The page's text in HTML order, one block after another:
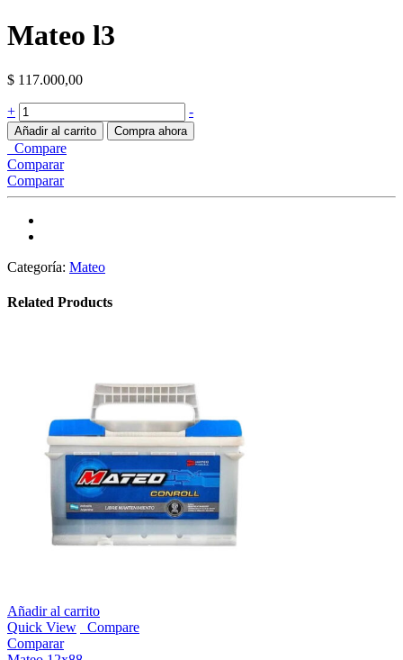
Mateo l3
$ 117.000,00
Mateo
l3
quantity
+ -
Añadir al carrito Compra ahora
Compare
Comparar
Comparar
Categoría: Mateo
Related Products
Añadir al carrito
Quick View
Compare
Comparar